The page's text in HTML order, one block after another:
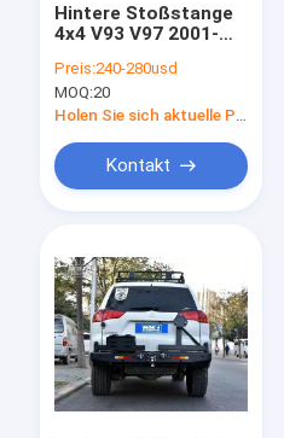
Hintere Stoßstange
4x4 V93 V97 2001-
MITSUBISHI Pajero
Preis:240-280usd
MOQ:20
Kontakt